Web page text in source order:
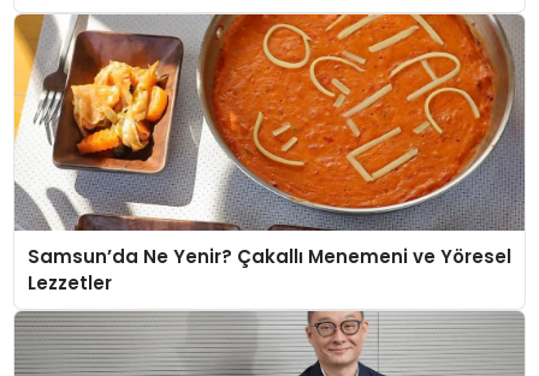
Samsun’da Ne Yenir? Çakallı Menemeni ve Yöresel
Lezzetler